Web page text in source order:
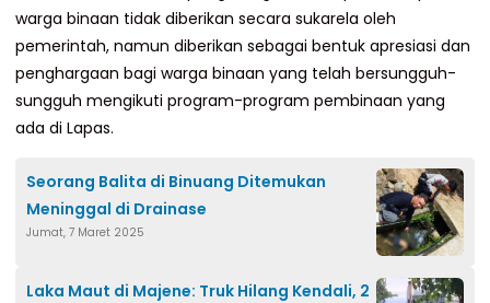
warga binaan tidak diberikan secara sukarela oleh
pemerintah, namun diberikan sebagai bentuk apresiasi dan
penghargaan bagi warga binaan yang telah bersungguh-
sungguh mengikuti program-program pembinaan yang
ada di Lapas.
Seorang Balita di Binuang Ditemukan
Meninggal di Drainase
Jumat, 7 Maret 2025
Laka Maut di Majene: Truk Hilang Kendali, 2